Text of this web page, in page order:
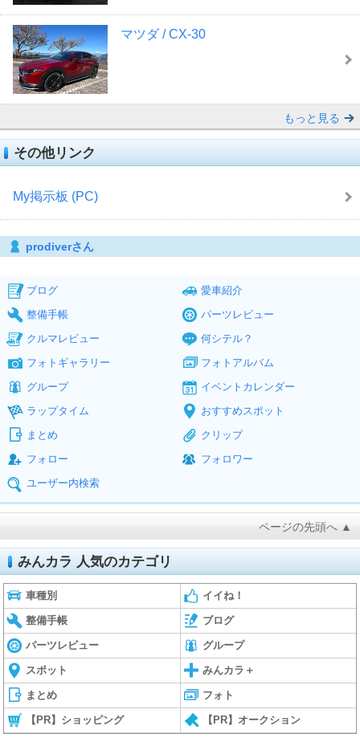
マツダ / CX-30
もっと見る
その他リンク
My掲示板 (PC)
prodiverさん
ブログ
愛車紹介
整備手帳
パーツレビュー
クルマレビュー
何シテル？
フォトギャラリー
フォトアルバム
グループ
イベントカレンダー
ラップタイム
おすすめスポット
まとめ
クリップ
フォロー
フォロワー
ユーザー内検索
ページの先頭へ ▲
みんカラ 人気のカテゴリ
車種別 イイね！
整備手帳 ブログ
パーツレビュー グループ
スポット みんカラ＋
まとめ フォト
【PR】ショッピング 【PR】オークション